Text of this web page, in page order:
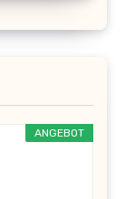
ANGEBOT